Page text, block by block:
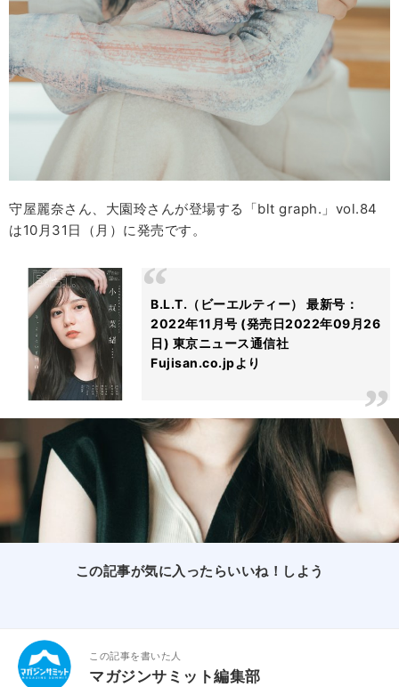
守屋麗奈さん、大園玲さんが登場する「blt graph.」vol.84
は10月31日（月）に発売です。
B.L.T.（ビーエルティー） 最新号：
2022年11月号 (発売日2022年09月26
日) 東京ニュース通信社
Fujisan.co.jpより
この記事が気に入ったらいいね！しよう
この記事を書いた人
マガジンサミット編集部